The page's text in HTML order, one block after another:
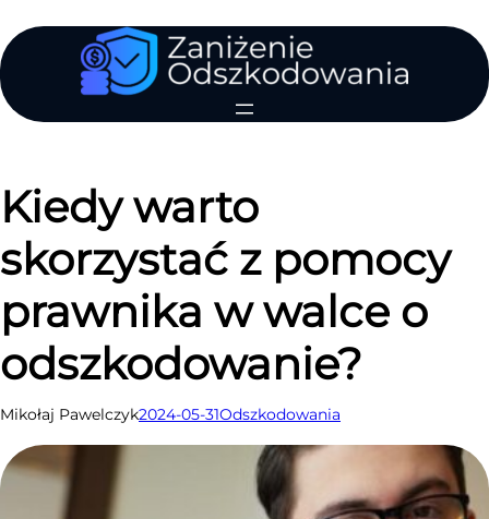
do
treści
Kiedy warto
skorzystać z pomocy
prawnika w walce o
odszkodowanie?
Mikołaj Pawelczyk2024-05-31Odszkodowania